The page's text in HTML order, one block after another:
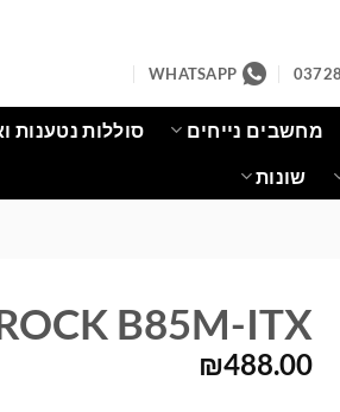
WHATSAPP
מחשבים נייחים סוללות נטענות
שונות
B85M-ITX
₪488.00